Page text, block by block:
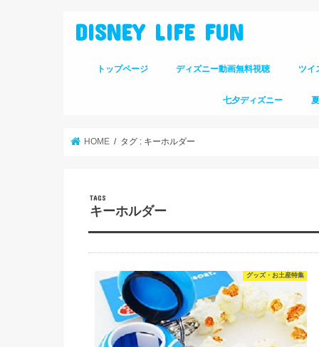
DISNEY LIFE FUN
トップページ ディズニー動画無料視聴 ツイ
七夕ディズニー
HOME タグ : キーホルダー
キーホルダー
グッズ・お土産特集